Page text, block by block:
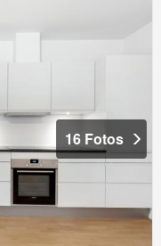
16 Fotos